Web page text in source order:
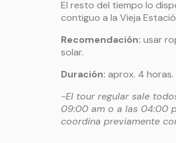
El resto del tiempo lo
contiguo a la Vieja
Recomendación: usar
solar.
Duración: aprox. 4 horas.
-El tour regular sale
09:00 am o a las 04:00
coordina previamente